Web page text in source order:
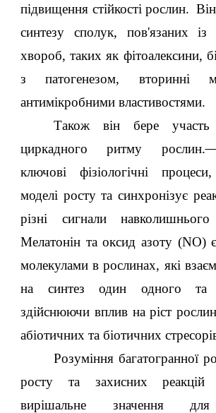
підвищення стійкості рослин.
синтезу сполук, пов'язаних із
хвороб, таких як фітоалексини,
з патогенезом, вторинні
антимікробними властивостями.
Також він бере участь
циркадного ритму рослин.
ключові фізіологічні
моделі росту та синхронізує
різні сигнали
Мелатонін та оксид азоту (NO)
молекулами в рослинах, які
на синтез один одного та
здійснюючи вплив на ріст
абіотичних та біотичних
Розуміння багатогранної
росту та захисних
вирішальне значення для